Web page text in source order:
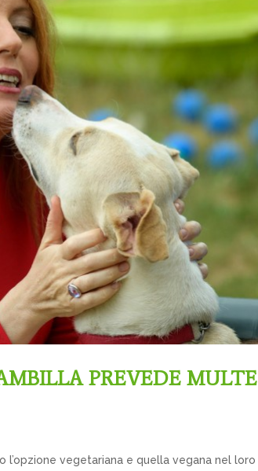
PREVEDE MULTE
l’opzione vegetariana e quella vegana nel loro